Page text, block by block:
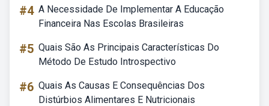
#4 A Necessidade De Implementar A Educação
Financeira Nas Escolas Brasileiras
#5 Quais São As Principais Características Do
Método De Estudo Introspectivo
#6 Quais As Causas E Consequências Dos
Distúrbios Alimentares E Nutricionais